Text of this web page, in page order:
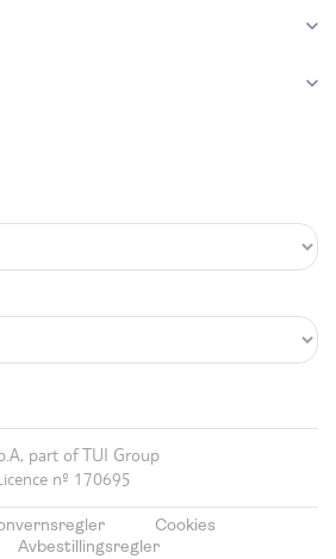
part of TUI Group
nº 170695
Cookies
Avbestillingsregler